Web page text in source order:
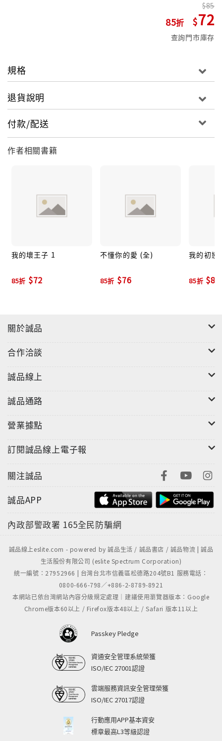
85
85
72
查詢門市庫存
規格
退貨說明
付款/配送
作者相關書籍
我的壞王子 1
85折 $72
不懂你的愛 (全)
85折 $76
我的初戀
85折 $80
關於誠品
合作洽談
誠品線上
誠品通路
營業據點
訂閱誠品線上電子報
關注誠品
誠品APP
內政部警政署 165全民防騙網
誠品線上eslite.com - powered by 誠品生活 / 誠品書店 / 誠品物流 | 誠品
生活股份有限公司 (eslite Spectrum Corporation)
統一編號：27952966 | 台灣台北市信義區松德路204號B1 服務電話：
0800-666-798／+886-2-8789-8921
本網站已依台灣網站內容分級規定處理｜建議使用瀏覽器版本：Google
Chrome版本60以上 / Firefox版本48以上 / Safari 版本11以上
Passkey Pledge
資通安全管理系統榮獲
ISO/IEC 27001認證
雲端服務資訊安全管理榮獲
ISO/IEC 27017認證
行動應用APP基本資安
標章最高L3等級認證